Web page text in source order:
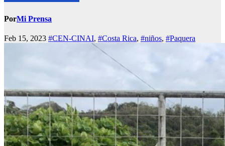
PorMi Prensa
Feb 15, 2023 #CEN-CINAI, #Costa Rica, #niños, #Paquera